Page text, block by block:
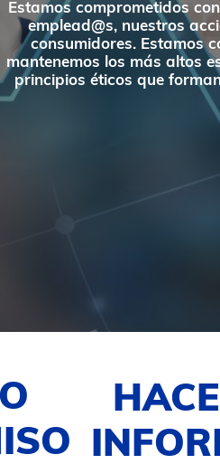
Estamos comprometidos
emplead@s, nuestros
consumidores. Estamos
mantenemos los más altos
principios éticos que